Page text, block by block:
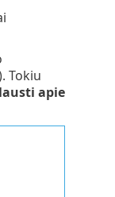
Tokiu
apie